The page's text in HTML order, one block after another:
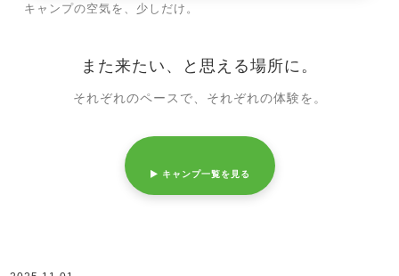
キャンプの空気を、少しだけ。
また来たい、と思える場所に。
それぞれのペースで、それぞれの体験を。
▶ キャンプ一覧を見る